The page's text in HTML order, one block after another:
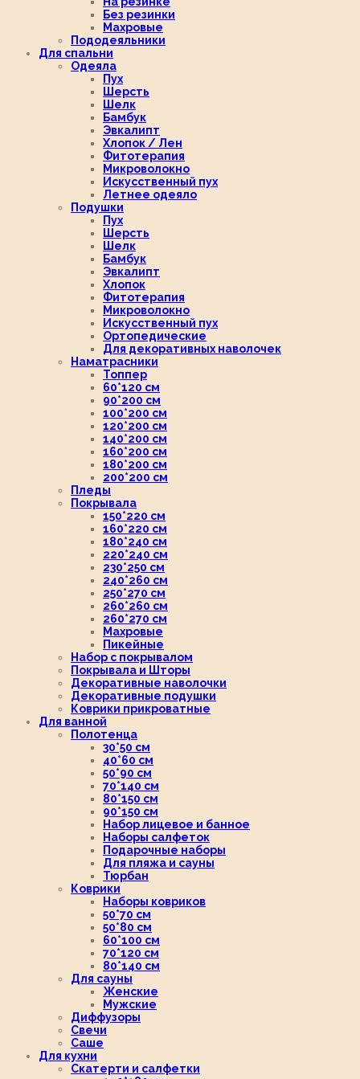
Без резинки
Махровые
Пододеяльники
Для спальни
Одеяла
Пух
Шерсть
Шелк
Бамбук
Эвкалипт
Хлопок / Лен
Фитотерапия
Микроволокно
Искусственный пух
Летнее одеяло
Подушки
Пух
Шерсть
Шелк
Бамбук
Эвкалипт
Хлопок
Фитотерапия
Микроволокно
Искусственный пух
Ортопедические
Для декоративных наволочек
Наматрасники
Топпер
60*120 см
90*200 см
100*200 см
120*200 см
140*200 см
160*200 см
180*200 см
200*200 см
Пледы
Покрывала
150*220 см
160*220 см
180*240 см
220*240 см
230*250 см
240*260 см
250*270 см
260*260 см
260*270 см
Махровые
Пикейные
Набор с покрывалом
Покрывала и Шторы
Декоративные наволочки
Декоративные подушки
Коврики прикроватные
Для ванной
Полотенца
30*50 см
40*60 см
50*90 см
70*140 см
80*150 см
90*150 см
Набор лицевое и банное
Наборы салфеток
Подарочные наборы
Для пляжа и сауны
Тюрбан
Коврики
Наборы ковриков
50*70 см
50*80 см
60*100 см
70*120 см
80*140 см
Для сауны
Женские
Мужские
Диффузоры
Свечи
Саше
Для кухни
Скатерти и салфетки